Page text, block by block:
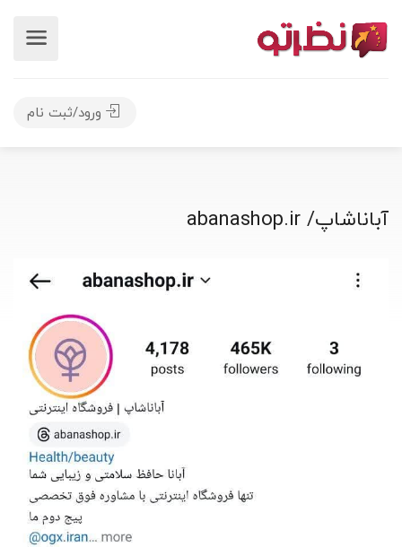
ورود/ثبت نام
آباناشاپ/ abanashop.ir